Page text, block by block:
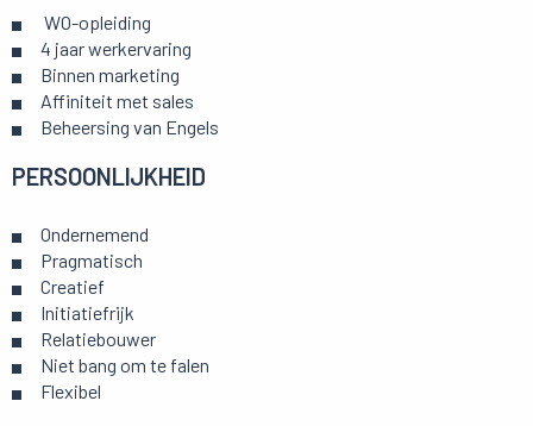
WO-opleiding
4 jaar werkervaring
Binnen marketing
Affiniteit met sales
Beheersing van Engels
PERSOONLIJKHEID
Ondernemend
Pragmatisch
Creatief
Initiatiefrijk
Relatiebouwer
Niet bang om te falen
Flexibel